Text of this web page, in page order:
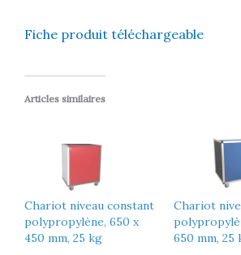
Fiche produit téléchargeable
Articles similaires
Chariot niveau constant
polypropylène, 650 x
450 mm, 25 kg
Chariot
650 mm, 25